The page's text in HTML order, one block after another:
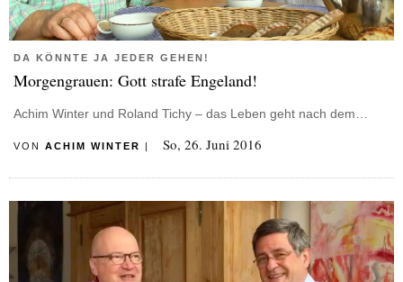
DA KÖNNTE JA JEDER GEHEN!
Morgengrauen: Gott strafe Engeland!
Achim Winter und Roland Tichy – das Leben geht nach dem…
VON ACHIM WINTER So, 26. Juni 2016